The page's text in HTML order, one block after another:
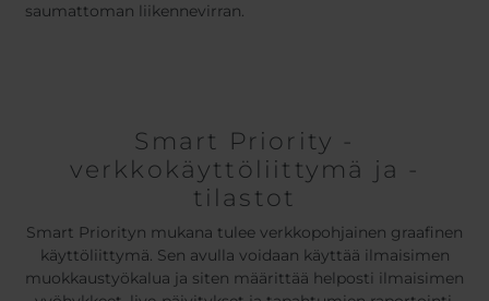
saumattoman liikennevirran.
Smart Priority -
verkkokäyttöliittymä ja -
tilastot
Smart Priorityn mukana tulee verkkopohjainen graafinen
käyttöliittymä. Sen avulla voidaan käyttää ilmaisimen
muokkaustyökalua ja siten määrittää helposti ilmaisimen